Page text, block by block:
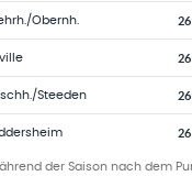
Obernh. 26
26
Steeden 26
26
der Saison nach dem